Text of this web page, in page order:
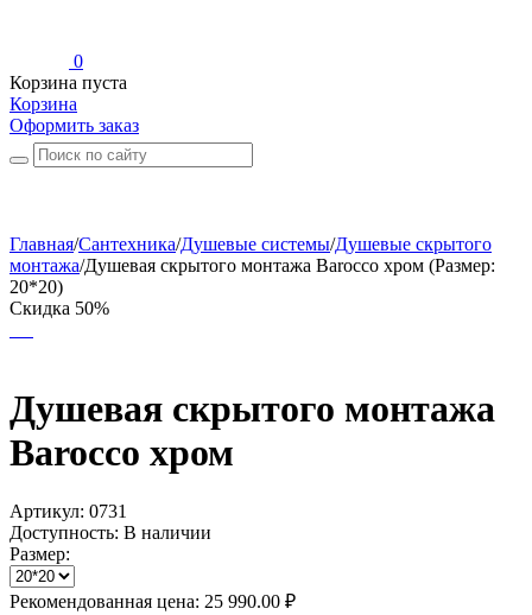
0
Корзина пуста
Корзина
Оформить заказ
Главная/Сантехника/Душевые системы/Душевые скрытого
монтажа/Душевая скрытого монтажа Barocco хром (Размер:
20*20)
Скидка 50%
Душевая скрытого монтажа
Barocco хром
Артикул: 0731
Доступность: В наличии
Размер:
Рекомендованная цена: 25 990.00 ₽